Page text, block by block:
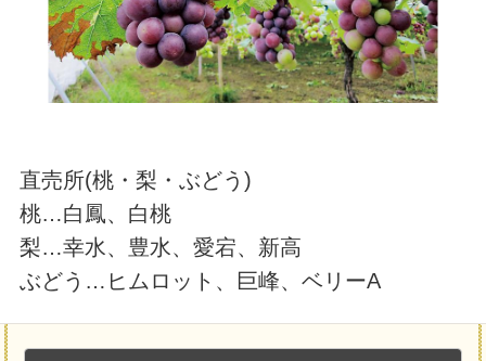
直売所(桃・梨・ぶどう)
桃…白鳳、白桃
梨…幸水、豊水、愛宕、新高
ぶどう…ヒムロット、巨峰、ベリーA